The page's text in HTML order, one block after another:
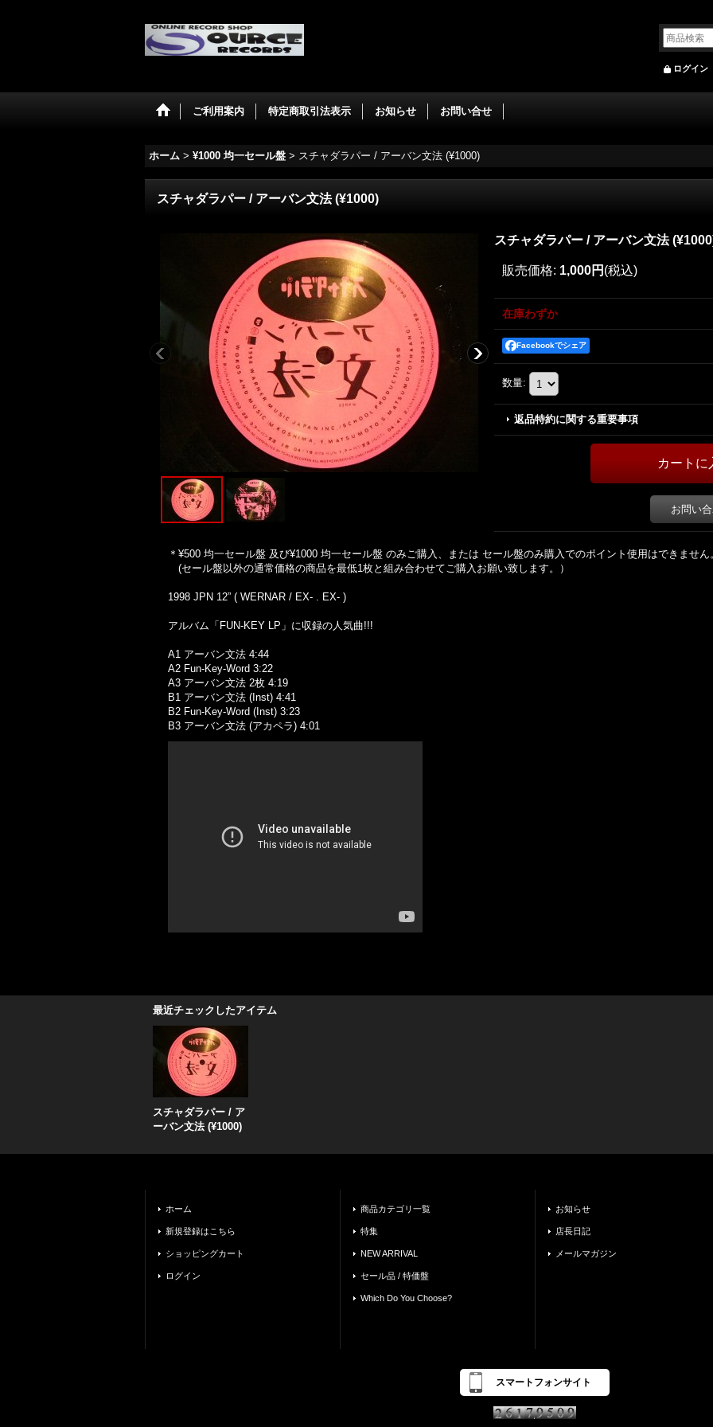
ログイン
ご利用案内 特定商取引法表示 お知らせ お問い合せ
ホーム > ¥1000 均一セール盤 > スチャダラパー / アーバン文法 (¥1000)
スチャダラパー / アーバン文法 (¥1000)
スチャダラパー / アーバン文法
販売価格: 1,000円 (税込)
在庫わずか
Facebookでシェア
数量:
返品特約に関する重要事項
お問い
＊¥500 均一セール盤 及び¥1000 均一セール盤 のみご購入、または セール盤のみ購入でのポイント使用はできません
(セール盤以外の通常価格の商品を最低1枚と組み合わせてご購入お願い致します。）
1998 JPN 12” ( WERNAR / EX- . EX- )
アルバム「FUN-KEY LP」に収録の人気曲!!!
A1 アーバン文法 4:44
A2 Fun-Key-Word 3:22
A3 アーバン文法 2枚 4:19
B1 アーバン文法 (Inst) 4:41
B2 Fun-Key-Word (Inst) 3:23
B3 アーバン文法 (アカペラ) 4:01
最近チェックしたアイテム
スチャダラパー / ア
ーバン文法 (¥1000)
ホーム
新規登録はこちら
ショッピングカート
ログイン
商品カテゴリ一覧
特集
NEW ARRIVAL
セール品 / 特価盤
Which Do You Choose?
お知らせ
店長日記
メールマガジン
スマートフォンサイト